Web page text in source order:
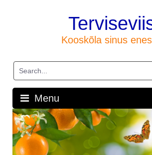
Kooskõla sinus
Menu